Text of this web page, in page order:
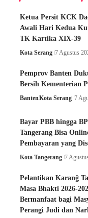
Ketua Persit KCK
Awali Hari Kedua
TK Kartika XIX-39
Kota Serang 7 Agustus
Pemprov Banten
Bersih Kementerian
BantenKota Serang 7
Bayar PBB hingga
Tangerang Bisa
Pembayaran yang
Kota Tangerang 7
Pelantikan Karanĝ
Masa Bhakti 2026-
Bermanfaat bagi
Perangi Judi dan